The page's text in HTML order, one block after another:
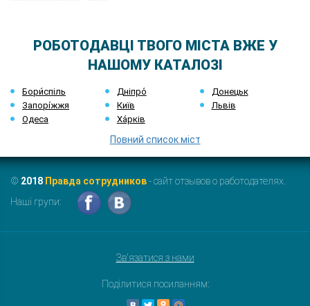
РОБОТОДАВЦІ ТВОГО МІСТА ВЖЕ У
НАШОМУ КАТАЛОЗІ
Бори́спіль Дніпро́
Донецьк
Запорі́жжя
Київ
Львів
Одеса
Ха́рків
Повний список міст
© 2018 Правда сотрудников- сайт отзывов о работодателях.
Наші групи:
Зв'язатися з нами
Поділитися посиланням: